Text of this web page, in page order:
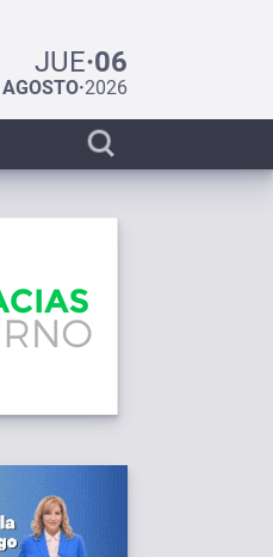
JUE·06
AGOSTO·2026
Display
search